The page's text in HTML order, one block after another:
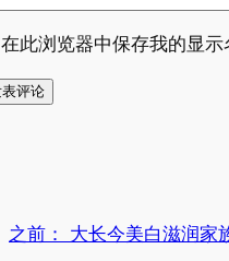
在此浏览器中保存我的显示
之前： 大长今美白滋润家